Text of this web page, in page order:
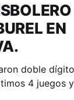
EN
doble
4 juegos